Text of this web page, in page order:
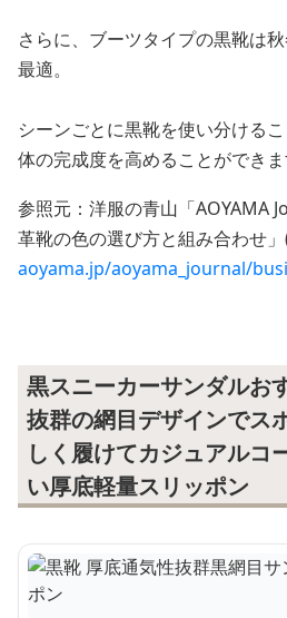
さらに、ブーツタイプの黒靴は
最適。
シーンごとに黒靴を使い分ける
体の完成度を高めることができま
参照元：洋服の青山「AOYAMA
革靴の色の選び方と組み合わせ
aoyama.jp/aoyama_journal/
黒スニーカーサンダルお
抜群の網目デザインでス
しく履けてカジュアルコ
い厚底軽量スリッポン